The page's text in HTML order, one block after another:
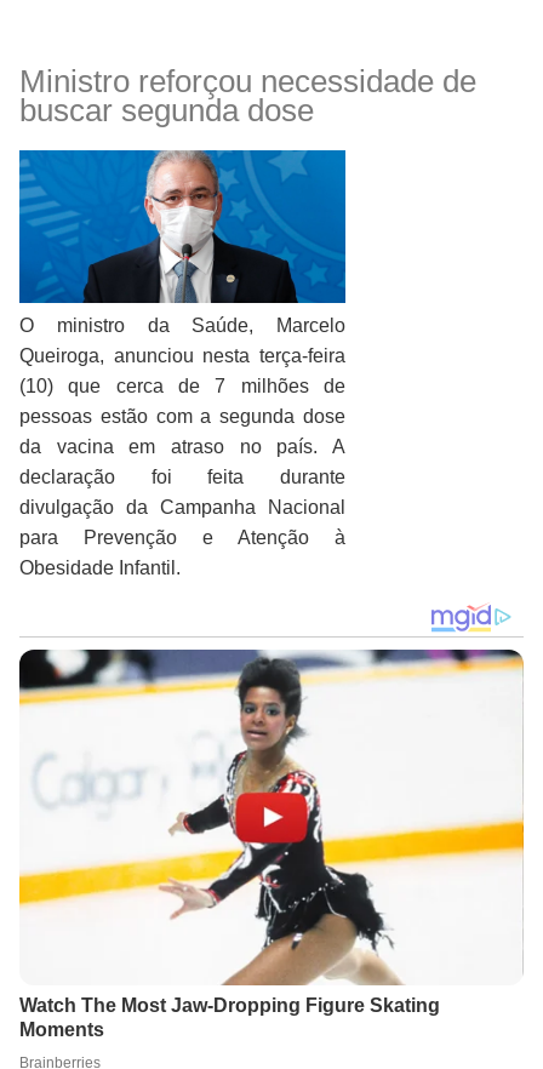
Ministro reforçou necessidade de
buscar segunda dose
O ministro da Saúde, Marcelo
Queiroga, anunciou nesta terça-feira
(10) que cerca de 7 milhões de
pessoas estão com a segunda dose
da vacina em atraso no país. A
declaração foi feita durante
divulgação da Campanha Nacional
para Prevenção e Atenção à
Obesidade Infantil.